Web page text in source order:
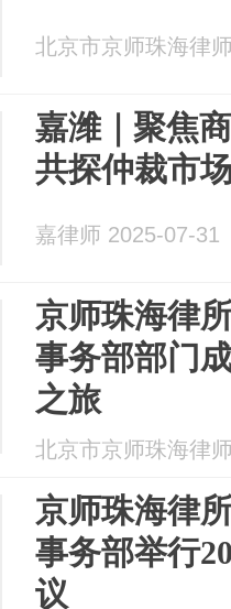
北京市京师珠海律
嘉潍｜聚焦
共探仲裁市
嘉律师 2025-07-31
京师珠海律
事务部部门
之旅
北京市京师珠海律
京师珠海律
事务部举行
议